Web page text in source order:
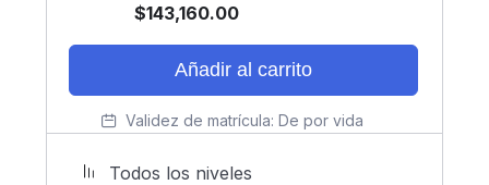
$143,160.00
Añadir al carrito
Validez de matrícula: De por vida
Todos los niveles